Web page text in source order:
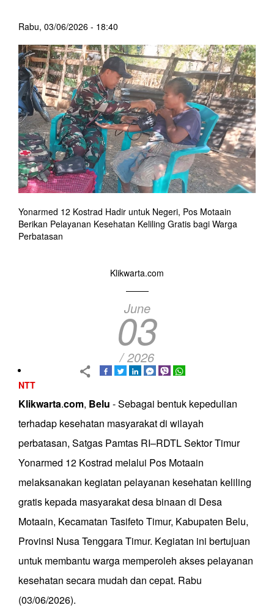
Rabu, 03/06/2026 - 18:40
Yonarmed 12 Kostrad Hadir untuk Negeri, Pos Motaain
Berikan Pelayanan Kesehatan Keliling Gratis bagi Warga
Perbatasan
Klikwarta.com
June
03
/ 2026
NTT
Klikwarta.com, Belu - Sebagai bentuk kepedulian
terhadap kesehatan masyarakat di wilayah
perbatasan, Satgas Pamtas RI–RDTL Sektor Timur
Yonarmed 12 Kostrad melalui Pos Motaain
melaksanakan kegiatan pelayanan kesehatan keliling
gratis kepada masyarakat desa binaan di Desa
Motaain, Kecamatan Tasifeto Timur, Kabupaten Belu,
Provinsi Nusa Tenggara Timur. Kegiatan ini bertujuan
untuk membantu warga memperoleh akses pelayanan
kesehatan secara mudah dan cepat. Rabu
(03/06/2026).